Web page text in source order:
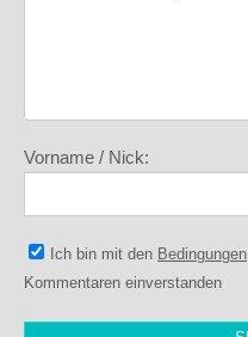
Vorname / Nick:
Ich bin mit den Bedingungen
Kommentaren einverstanden